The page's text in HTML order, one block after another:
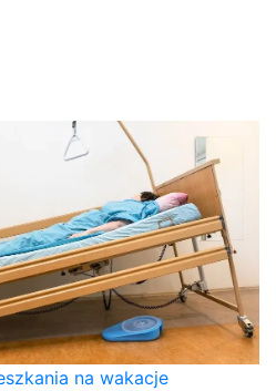
na wakacje